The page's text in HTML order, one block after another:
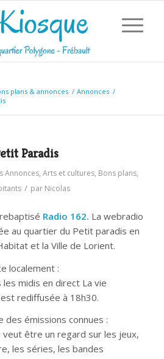
plans & annonces / Annonces /
Paradis
Annonces, Arts et cultures, Bons plans,
/ par Nicolas
Radio 162. La webradio
au quartier du Petit paradis en
et la Ville de Lorient.
localement :
les midis en direct La vie
rediffusée à 18h30.
des émissions connues :
veut être un regard sur les jeux,
les séries, les bandes